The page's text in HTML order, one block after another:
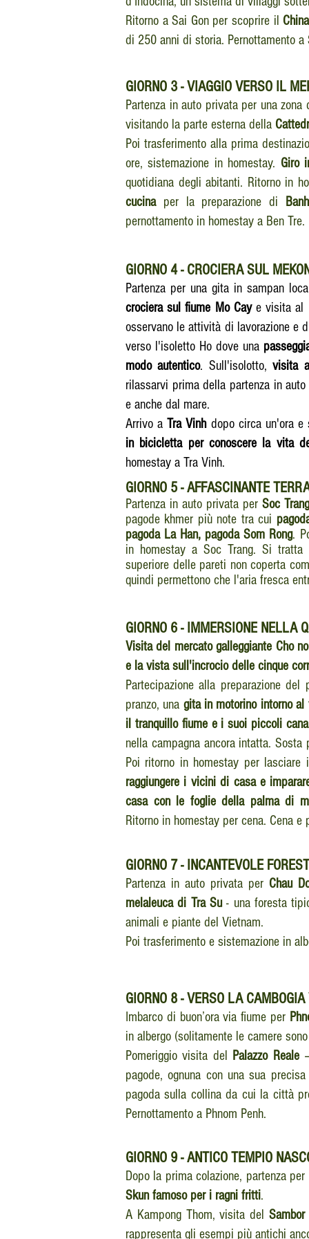
Ritorno a Sai Gon per scoprire il
di 250 anni di storia. Pernottamento a
GIORNO 3 - VIAGGIO VERSO IL
Partenza in auto privata per una
visitando la parte esterna della
Poi trasferimento alla prima
ore, sistemazione in homestay. Giro
quotidiana degli abitanti. Ritorno in
cucinaper la preparazione di
pernottamento in homestay a Ben Tre.
GIORNO 4 - CROCIERA SUL
Partenza per una gita in sampan
crociera sul fiume Mo Caye visita al
osservano le attività di lavorazione e
verso l'isoletto Ho dove una
modo autentico. Sull'isolotto,visita
rilassarvi prima della partenza in
e anche dal mare.
Arrivo aTra Vinh dopo circa un'ora e
in bicicletta per conoscere la vita
homestay a Tra Vinh.
GIORNO 5 - AFFASCINANTE
Partenza in auto privata per Soc Trang
pagode khmer più note tra cui
pagoda La Han, pagoda Som Rong.
in homestay a Soc Trang. Si
superiore delle pareti non coperta
quindi permettono che l'aria fresca
GIORNO 6 - IMMERSIONE NELLA
Visita del mercato galleggiante Cho
e la vista sull'incrocio delle cinque
Partecipazione alla preparazione
pranzo, una gita in motorino intorno
il tranquillo fiume e i suoi piccoli
nella campagna ancora intatta.
Poi ritorno in homestay per
raggiungere i vicini di casa e
casa con le foglie della palma di
Ritorno in homestay per cena. Cena
GIORNO 7 -INCANTEVOLE
Partenza in auto privata per Chau
melaleuca di Tra Su- una foresta
animali e piante del Vietnam.
Poi trasferimento e sistemazione in
GIORNO 8 - VERSO LA
Imbarco di buon’ora via fiume per
in albergo (solitamente le camere
Pomeriggio visita del
Palazzo Reale
pagode, ognuna con una sua
pagoda sulla collina da cui la città
Pernottamento a Phnom Penh.
GIORNO 9 - ANTICO TEMPIO
Dopo la prima colazione, partenza per
Skun famoso per i ragni fritti.
A Kampong Thom, visita del
rappresenta gli esempi più antichi